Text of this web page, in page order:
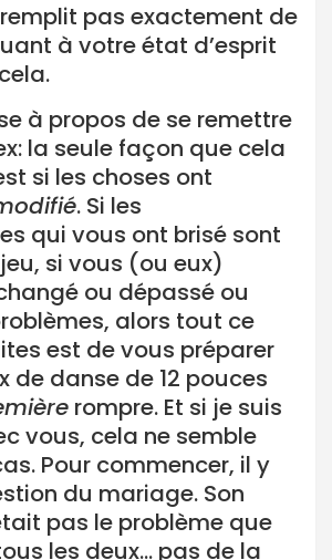
pas exactement de
à votre état d’esprit
à propos de se remettre
la seule façon que cela
si les choses ont
. Si les
qui vous ont brisé sont
si vous (ou eux)
ou dépassé ou
alors tout ce
est de vous préparer
de danse de 12 pouces
rompre. Et si je suis
vous, cela ne semble
Pour commencer, il y
du mariage. Son
pas le problème que
les deux… pas de la